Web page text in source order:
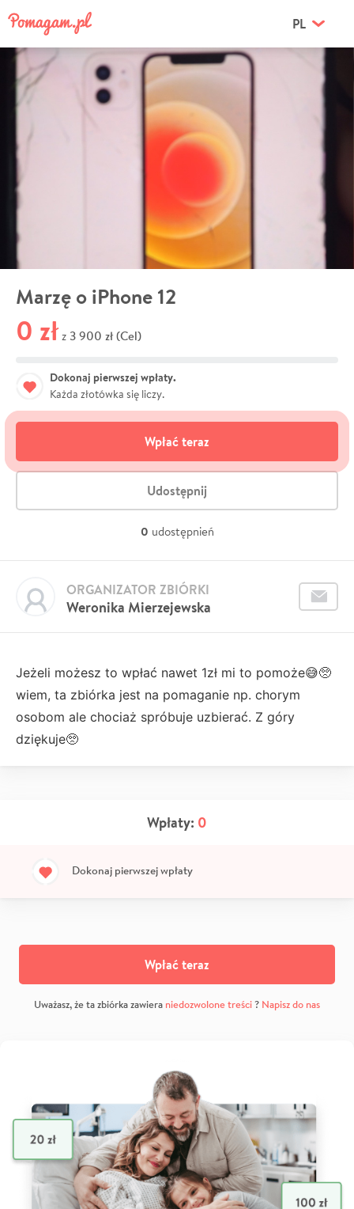
PL
Marzę o iPhone 12
0 zł z 3 900 zł (Cel)
Dokonaj pierwszej wpłaty.
Każda złotówka się liczy.
Wpłać teraz
Udostępnij
0 udostępnień
Weronika Mierzejewska
ORGANIZATOR ZBIÓRKI
Jeżeli możesz to wpłać nawet 1zł mi to pomoże😅🥺
wiem, ta zbiórka jest na pomaganie np. chorym
osobom ale chociaż spróbuje uzbierać. Z góry
dziękuje🥺
Wpłaty: 0
Dokonaj pierwszej wpłaty
Wpłać teraz
Uważasz, że ta zbiórka zawiera niedozwolone treści? Napisz do nas